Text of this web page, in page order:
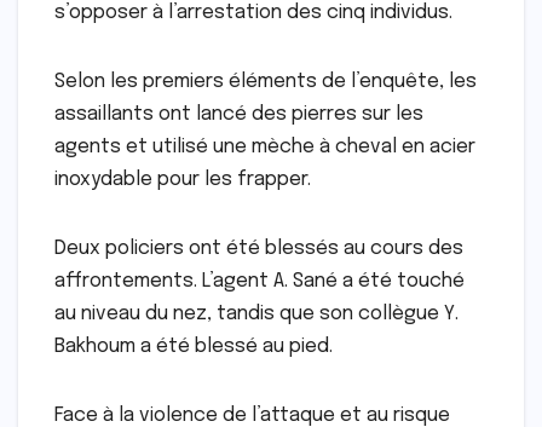
s’opposer à l’arrestation des cinq individus.
Selon les premiers éléments de l’enquête, les
assaillants ont lancé des pierres sur les
agents et utilisé une mèche à cheval en acier
inoxydable pour les frapper.
Deux policiers ont été blessés au cours des
affrontements. L’agent A. Sané a été touché
au niveau du nez, tandis que son collègue Y.
Bakhoum a été blessé au pied.
Face à la violence de l’attaque et au risque